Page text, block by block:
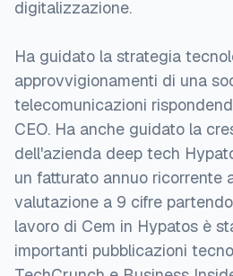
digitalizzazione.
Ha guidato la strategia
approvvigionamenti di una
telecomunicazioni
CEO. Ha anche guidato la
dell'azienda deep tech
un fatturato annuo ricorrente
valutazione a 9 cifre
lavoro di Cem in Hypatos è
importanti pubblicazioni